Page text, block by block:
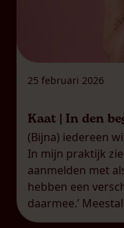
25 februari 2026
Kaat | In den
(Bijna) iedereen
In mijn praktijk
aanmelden met
hebben een
daarmee.’
je de partner met